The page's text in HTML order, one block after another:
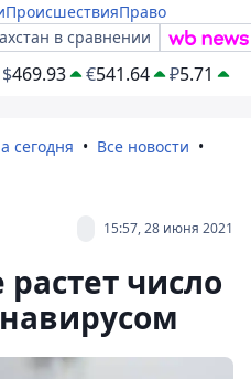
ПроисшествияПраво
в сравнении
$469.93 €541.64 ₽5.71
сегодня
Все новости
15:57, 28 июня 2021
число